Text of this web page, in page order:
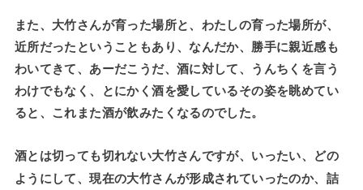
また、大竹さんが育った場所と、わたしの育った場所が、
近所だったということもあり、なんだか、勝手に親近感も
わいてきて、あーだこうだ、酒に対して、うんちくを言う
わけでもなく、とにかく酒を愛しているその姿を眺めてい
ると、これまた酒が飲みたくなるのでした。
酒とは切っても切れない大竹さんですが、いったい、どの
ようにして、現在の大竹さんが形成されていったのか、詰